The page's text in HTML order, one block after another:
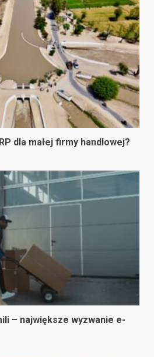
dla małej firmy handlowej?
– największe wyzwanie e-